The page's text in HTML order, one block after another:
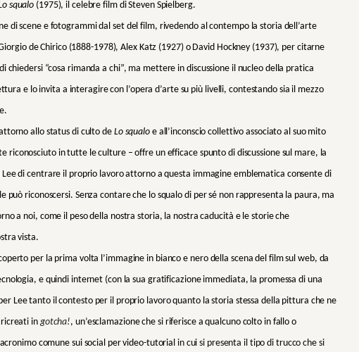
squalo (1975), il celebre film di Steven Spielberg.
di scene e fotogrammi dal set del film, rivedendo al contempo la storia dell’arte
de Chirico (1888-1978), Alex Katz (1927) o David Hockney (1937), per citarne
chiedersi “cosa rimanda a chi”, ma mettere in discussione il nucleo della pratica
e lo invita a interagire con l’opera d’arte su più livelli, contestando sia il mezzo
allo status di culto de Lo squaloe all’inconscio collettivo associato al suo mito
in tutte le culture – offre un efficace spunto di discussione sul mare, la
Lee di centrare il proprio lavoro attorno a questa immagine emblematica consente di
riconoscersi. Senza contare che lo squalo di per sé non rappresenta la paura, ma
a noi, come il peso della nostra storia, la nostra caducità e le storie che
vista.
per la prima volta l’immagine in bianco e nero della scena del film sul web, da
e quindi internet (con la sua gratificazione immediata, la promessa di una
Lee tanto il contesto per il proprio lavoro quanto la storia stessa della pittura che ne
in gotcha!, un’esclamazione che si riferisce a qualcuno colto in fallo o
comune sui social per video-tutorial in cui si presenta il tipo di trucco che si